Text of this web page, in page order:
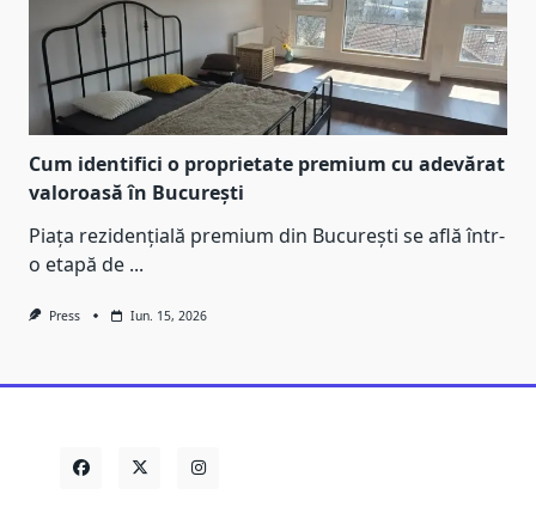
Cum identifici o proprietate premium cu adevărat
valoroasă în București
Piața rezidențială premium din București se află într-
o etapă de ...
Press Iun. 15, 2026